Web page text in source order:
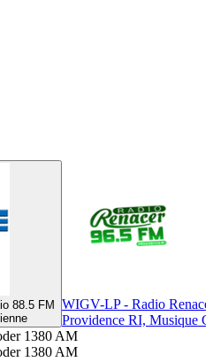
88.5 FM
WIGV-LP - Radio
Providence RI, Musique
1380 AM
1380 AM